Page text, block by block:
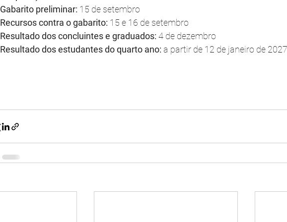
Gabarito preliminar: 15 de setembro
Recursos contra o gabarito: 15 e 16 de setembro
Resultado dos concluintes e graduados: 4 de dezembro
Resultado dos estudantes do quarto ano: a partir de 12 de janeiro de 2027